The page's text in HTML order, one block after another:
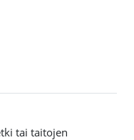
tai taitojen